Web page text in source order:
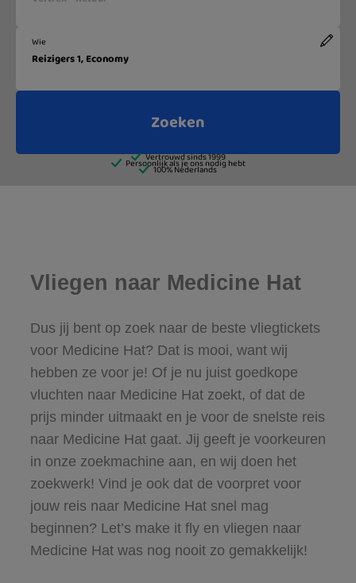
Vliegen naar Medicine Hat
Dus jij bent op zoek naar de beste vliegtickets
voor Medicine Hat? Dat is mooi, want wij
hebben ze voor je! Of je nu juist goedkope
vluchten naar Medicine Hat zoekt, of dat de
prijs minder uitmaakt en je voor de snelste reis
naar Medicine Hat gaat. Jij geeft je voorkeuren
in onze zoekmachine aan, en wij doen het
zoekwerk! Vind je ook dat de voorpret voor
jouw reis naar Medicine Hat snel mag
beginnen? Let’s make it fly en vliegen naar
Medicine Hat was nog nooit zo gemakkelijk!